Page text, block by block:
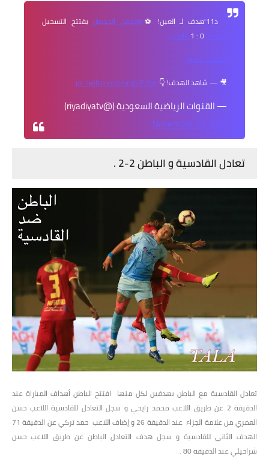
د11'هدف لـ العين! ⚽ #فيصل_الجمعانيفتتح التسجيل
#ضمك0 : 1
#العين
#ضمك_العين
🎥 — شاهد الهدف! 👇pic.twitter.com/urbhLErYhn
— القنوات الرياضية السعودية (@riyadiyatv)
November 23, 2020
تعادل القادسية و الباطن 2-2 .
تعادل القادسية مع الباطن بهدفين لكل منها افتتح الباطن أهداف المباراة عند
الدقيقة 2 عن طريق اللاعب محمد رايحي و سجل التعادل للقادسية اللاعب حسن
العمري من علامة الجزاء عند الدقيقة 26 و إضاف اللاعب حمد تركي عن الدقيقة 71
الهدف الثاني للقادسية و سجل هدف التعادل الباطن عن طريق اللاعب حسن
شراحيلي عند الدقيقة 80 .